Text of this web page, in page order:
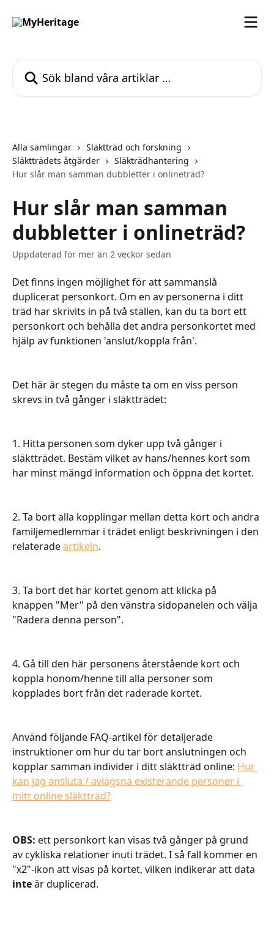
Alla samlingar
Släktträd och forskning
Släktträdets åtgärder
Släkträdhantering
Hur slår man samman dubbletter i onlineträd?
Hur slår man samman
dubbletter i onlineträd?
Uppdaterad för mer än 2 veckor sedan
Det finns ingen möjlighet för att sammanslå
duplicerat personkort. Om en av personerna i ditt
träd har skrivits in på två ställen, kan du ta bort ett
personkort och behålla det andra personkortet med
hjälp av funktionen 'anslut/koppla från'.
Det här är stegen du måste ta om en viss person
skrevs in två gånger i släktträdet:
1. Hitta personen som dyker upp två gånger i
släktträdet. Bestäm vilket av hans/hennes kort som
har minst mängd information och öppna det kortet.
2. Ta bort alla kopplingar mellan detta kort och andra
familjemedlemmar i trädet enligt beskrivningen i den
relaterade artikeln.
3. Ta bort det här kortet genom att klicka på
knappen "Mer" på den vänstra sidopanelen och välja
"Radera denna person".
4. Gå till den här personens återstående kort och
koppla honom/henne till alla personer som
kopplades bort från det raderade kortet.
Använd följande FAQ-artikel för detaljerade
instruktioner om hur du tar bort anslutningen och
kopplar samman individer i ditt släktträd online: Hur
kan jag ansluta / avlägsna existerande personer i
mitt online släktträd?
OBS: ett personkort kan visas två gånger på grund
av cykliska relationer inuti trädet. I så fall kommer en
"x2"-ikon att visas på kortet, vilken indikerar att data
inte är duplicerad.